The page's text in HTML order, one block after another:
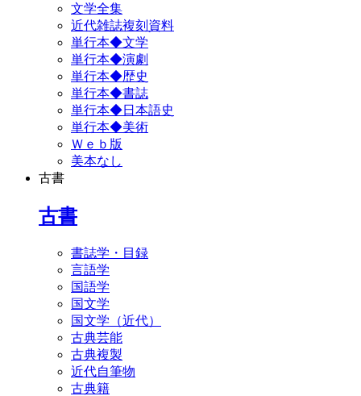
文学全集
近代雑誌複刻資料
単行本◆文学
単行本◆演劇
単行本◆歴史
単行本◆書誌
単行本◆日本語史
単行本◆美術
Ｗｅｂ版
美本なし
古書
古書
書誌学・目録
言語学
国語学
国文学
国文学（近代）
古典芸能
古典複製
近代自筆物
古典籍